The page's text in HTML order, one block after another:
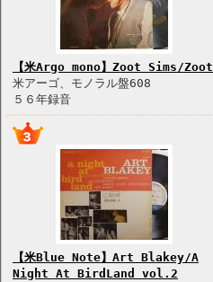
【米Argo mono】Zoot Sims/Zoot
米アーゴ、モノラル盤608
５６年録音
【米Blue Note】Art Blakey/A
Night At BirdLand vol.2